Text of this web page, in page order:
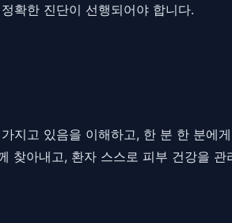
확한 진단이 선행되어야 합니다.
지고 있음을 이해하고, 한 분 한 분에
찾아내고, 환자 스스로 피부 건강을